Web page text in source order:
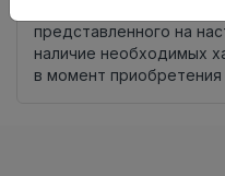
представленного на
наличие необходимых
в момент приобретения